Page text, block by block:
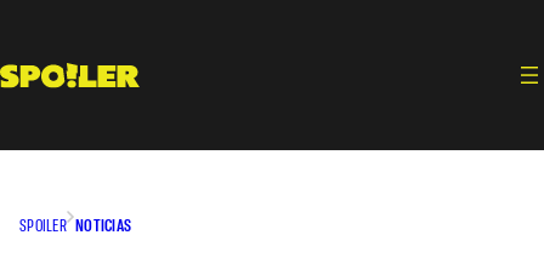
contenido
SPOILER NOTICIAS